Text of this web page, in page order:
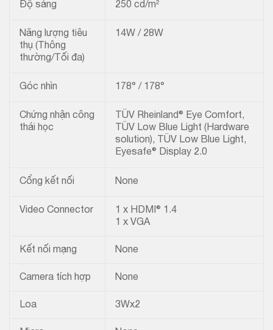
Độ sáng 250 cd/m²
Năng lượng tiêu
thụ (Thông
thường/Tối đa)
14W / 28W
Góc nhìn 178° / 178°
Chứng nhận công
thái học
TÜV Rheinland® Eye Comfort,
TÜV Low Blue Light (Hardware
solution), TÜV Low Blue Light,
Eyesafe® Display 2.0
Cổng kết nối None
Video Connector
1 x HDMI® 1.4
1 x VGA
Kết nối mạng None
Camera tích hợp None
Loa 3Wx2